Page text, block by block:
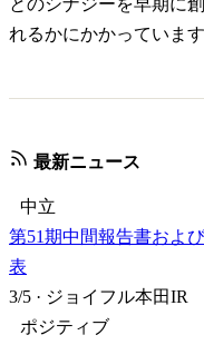
れるかにかかっています
最新ニュース
中立
第51期中間報告書およ
表
3/5 · ジョイフル本田IR
ポジティブ